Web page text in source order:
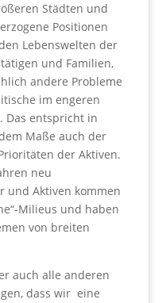
Städten und
Positionen
Lebenswelten der
und Familien,
andere Probleme
im engeren
Das entspricht in
Maße auch der
der Aktiven.
neu
und Aktiven kommen
Milieus und haben
von breiten
auch alle anderen
dass wir eine